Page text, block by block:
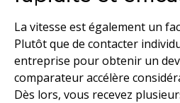
La vitesse est également un
Plutôt que de contacter
entreprise pour obtenir un
comparateur accélère
Dès lors, vous recevez